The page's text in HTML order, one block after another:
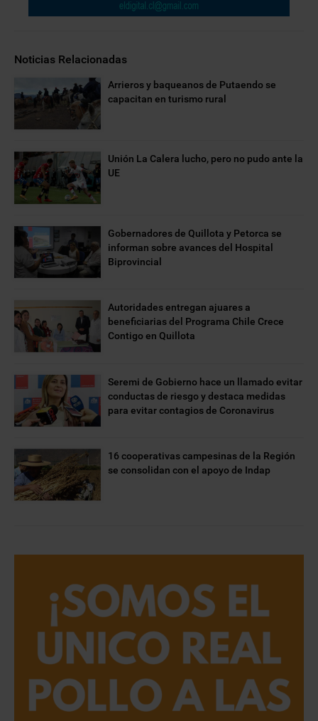
Noticias Relacionadas
Arrieros y baqueanos de Putaendo se
capacitan en turismo rural
Unión La Calera lucho, pero no pudo ante la
UE
Gobernadores de Quillota y Petorca se
informan sobre avances del Hospital
Biprovincial
Autoridades entregan ajuares a
beneficiarias del Programa Chile Crece
Contigo en Quillota
Seremi de Gobierno hace un llamado evitar
conductas de riesgo y destaca medidas
para evitar contagios de Coronavirus
16 cooperativas campesinas de la Región
se consolidan con el apoyo de Indap